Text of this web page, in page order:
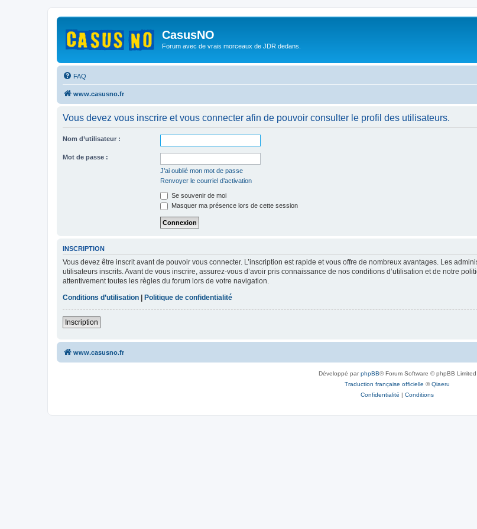
CasusNO
Forum avec de vrais morceaux de JDR dedans.
FAQ
www.casusno.fr
Vous devez vous inscrire et vous connecter afin de pouvoir consulter le profil des utilisateurs.
Nom d’utilisateur :
Mot de passe :
J’ai oublié mon mot de passe
Renvoyer le courriel d’activation
Se souvenir de moi
Masquer ma présence lors de cette session
INSCRIPTION
Vous devez être inscrit avant de pouvoir vous connecter. L’inscription est rapide et vous offre de nombreux avantages. Les
utilisateurs inscrits. Avant de vous inscrire, assurez-vous d’avoir pris connaissance de nos conditions d’utilisation et de notre
attentivement toutes les règles du forum lors de votre navigation.
Conditions d’utilisation
Politique de confidentialité
Inscription
www.casusno.fr
Développé parphpBB® Forum Software © phpBB Limited
Traduction française officielle ©Qiaeru
Confidentialité | Conditions